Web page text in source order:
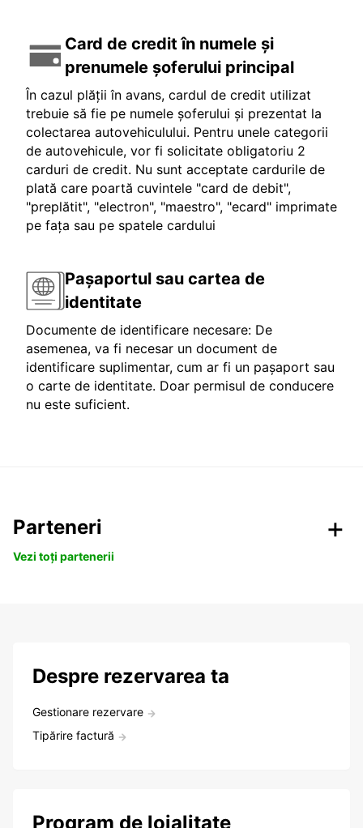
Card de credit în numele și
prenumele șoferului principal
În cazul plății în avans, cardul de credit utilizat
trebuie să fie pe numele șoferului și prezentat la
colectarea autovehiculului. Pentru unele categorii
de autovehicule, vor fi solicitate obligatoriu 2
carduri de credit. Nu sunt acceptate cardurile de
plată care poartă cuvintele "card de debit",
"preplătit", "electron", "maestro", "ecard" imprimate
pe fața sau pe spatele cardului
Pașaportul sau cartea de
identitate
Documente de identificare necesare: De
asemenea, va fi necesar un document de
identificare suplimentar, cum ar fi un pașaport sau
o carte de identitate. Doar permisul de conducere
nu este suficient.
Parteneri
Vezi toți partenerii
Despre rezervarea ta
Gestionare rezervare
Tipărire factură
Program de loialitate